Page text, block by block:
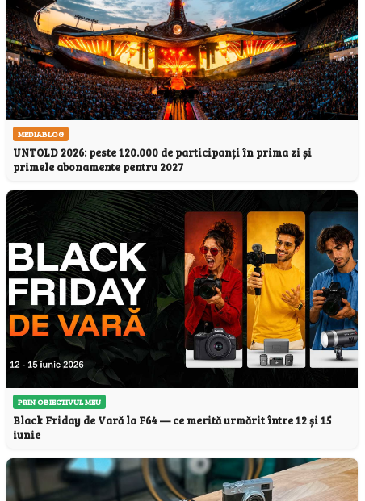
MEDIABLOG
UNTOLD 2026: peste 120.000 de participanți în prima zi și
primele abonamente pentru 2027
PRIN OBIECTIVUL MEU
Black Friday de Vară la F64 — ce merită urmărit între 12 și 15
iunie